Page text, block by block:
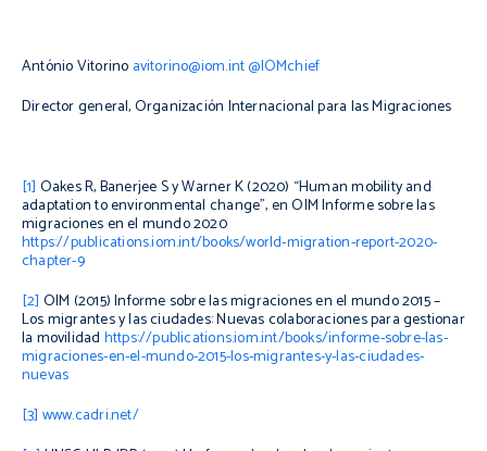
António Vitorino avitorino@iom.int@IOMchief
Director general, Organización Internacional para las Migraciones
[1] Oakes R, Banerjee S y Warner K (2020) “Human mobility and
adaptation to environmental change”, en OIMInforme sobre las
migraciones en el mundo 2020
https://publications.iom.int/books/world-migration-report-2020-
chapter-9
[2] OIM (2015)Informe sobre las migraciones en el mundo 2015 –
Los migrantes y las ciudades: Nuevas colaboraciones para gestionar
la movilidad https://publications.iom.int/books/informe-sobre-las-
migraciones-en-el-mundo-2015-los-migrantes-y-las-ciudades-
nuevas
[3] www.cadri.net/